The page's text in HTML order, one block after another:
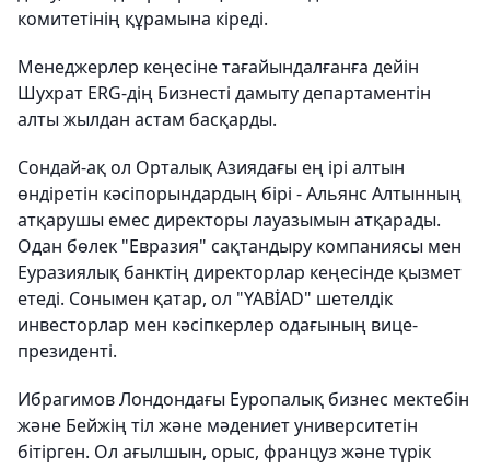
комитетінің құрамына кіреді.
Менеджерлер кеңесіне тағайындалғанға дейін
Шухрат ERG-дің Бизнесті дамыту департаментін
алты жылдан астам басқарды.
Сондай-ақ ол Орталық Азиядағы ең ірі алтын
өндіретін кәсіпорындардың бірі - Альянс Алтынның
атқарушы емес директоры лауазымын атқарады.
Одан бөлек "Евразия" сақтандыру компаниясы мен
Еуразиялық банктің директорлар кеңесінде қызмет
етеді. Сонымен қатар, ол "YABİAD" шетелдік
инвесторлар мен кәсіпкерлер одағының вице-
президенті.
Ибрагимов Лондондағы Еуропалық бизнес мектебін
және Бейжің тіл және мәдениет университетін
бітірген. Ол ағылшын, орыс, француз және түрік